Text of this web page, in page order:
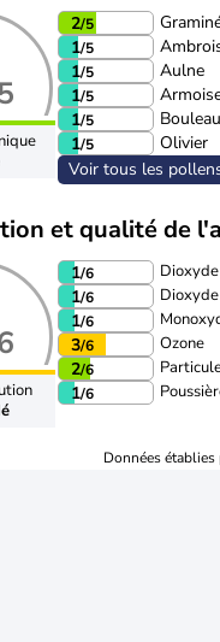
2/5
1/5
1/5
Aulne
1/5
1/5
Bouleau
1/5
Olivier
Voir tous les
et qualité de
1/6
1/6
1/6
3/6 Ozone
2/6
1/6
Données établies